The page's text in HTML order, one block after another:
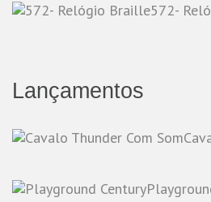
572-
Lançamentos